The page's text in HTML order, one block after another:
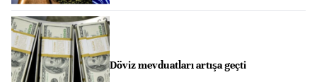
Döviz mevduatları artışa geçti